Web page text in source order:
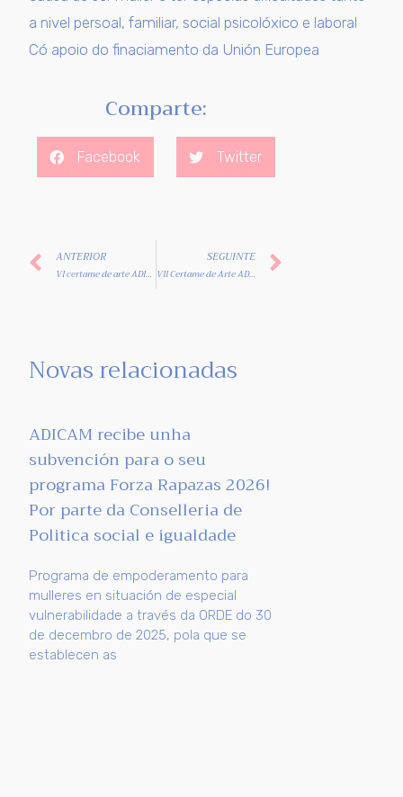
a nivel persoal, familiar, social psicolóxico e laboral
Có apoio do finaciamento da Unión Europea
Comparte:
Facebook Twitter
ANTERIOR
VI certame de arte ADICAM 2017
SEGUINTE
VII Certame de Arte ADICAM, ” Lingua Galega, Lingua Materna”
Novas relacionadas
ADICAM recibe unha
subvención para o seu
programa Forza Rapazas 2026!
Por parte da Conselleria de
Politica social e igualdade
Programa de empoderamento para
mulleres en situación de especial
vulnerabilidade a través da ORDE do 30
de decembro de 2025, pola que se
establecen as